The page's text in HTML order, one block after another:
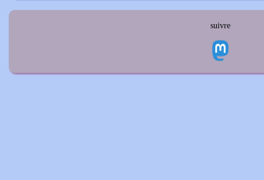
suivre